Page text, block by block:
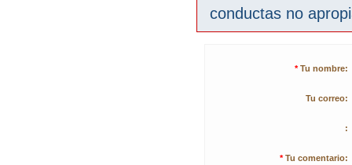
conductas no
* Tu nombre:
Tu correo:
:
* Tu comentario: